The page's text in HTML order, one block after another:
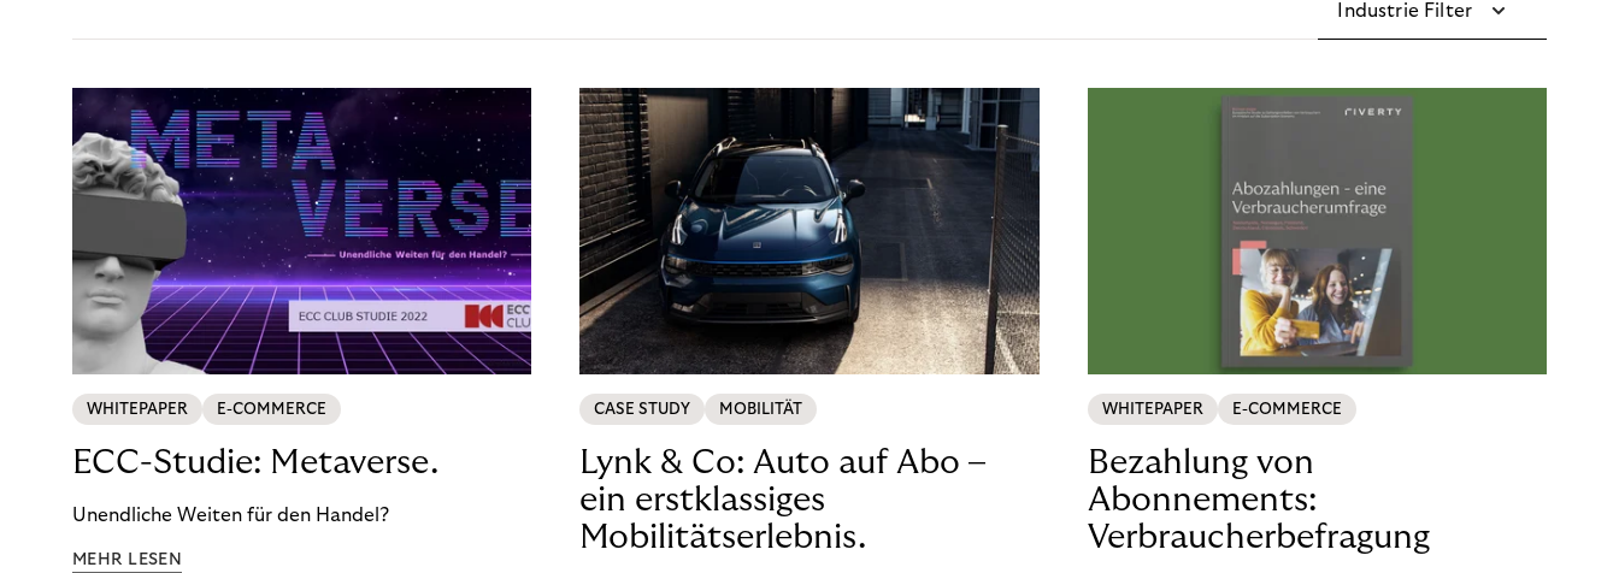
Industrie Filter
WHITEPAPER E-COMMERCE
ECC-Studie: Metaverse.
Unendliche Weiten für den Handel?
MEHR LESEN
CASE STUDY MOBILITÄT
Lynk & Co: Auto auf Abo –
ein erstklassiges
Mobilitätserlebnis.
WHITEPAPER E-COMMERCE
Bezahlung von
Abonnements:
Verbraucherbefragung